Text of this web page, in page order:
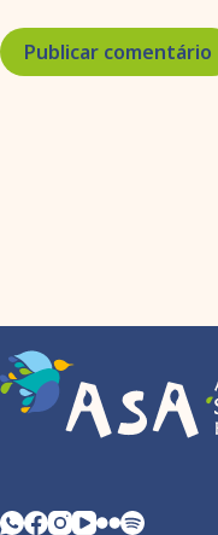
Publicar comentário